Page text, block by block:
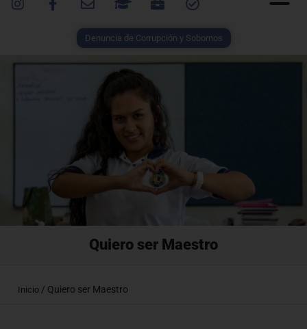
Denuncia de Corrupción y Sobornos
Quiero ser Maestro
Inicio / Quiero ser Maestro